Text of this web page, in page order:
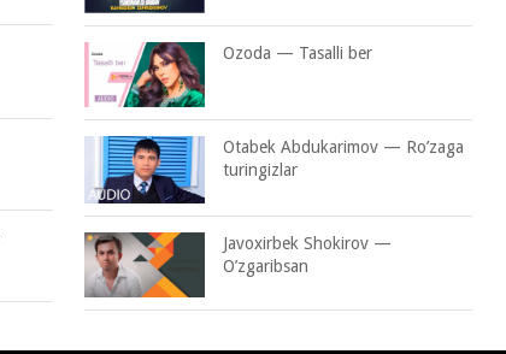
Ozoda — Tasalli ber
Otabek Abdukarimov — Ro’zaga
turingizlar
Javoxirbek Shokirov —
O’zgaribsan